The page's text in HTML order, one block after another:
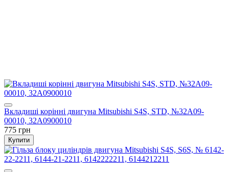
Вкладиші корінні двигуна Mitsubishi S4S, STD, №32A09-
00010, 32A0900010
775 грн
Купити